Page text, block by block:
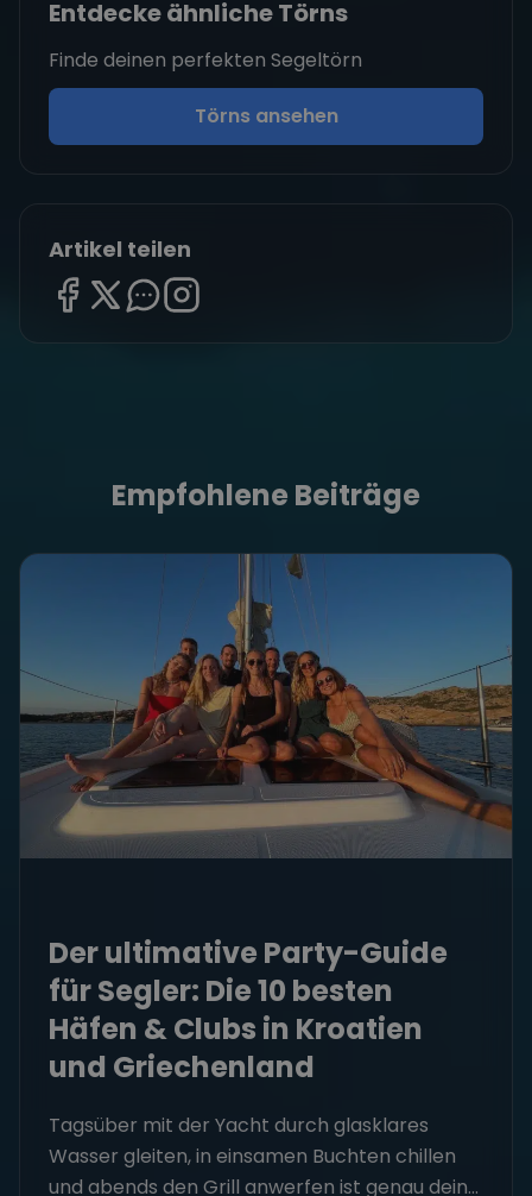
Entdecke ähnliche Törns
Finde deinen perfekten Segeltörn
Törns ansehen
Artikel teilen
Empfohlene Beiträge
Der ultimative Party-Guide
für Segler: Die 10 besten
Häfen & Clubs in Kroatien
und Griechenland
Tagsüber mit der Yacht durch glasklares
Wasser gleiten, in einsamen Buchten chillen
und abends den Grill anwerfen ist genau dein...